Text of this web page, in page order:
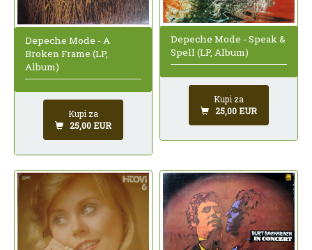
Depeche Mode - A
Broken Frame (LP,
Album)
Kupi za
25,00 EUR
Depeche Mode - Speak &
Spell (LP, Album)
Kupi za
25,00 EUR